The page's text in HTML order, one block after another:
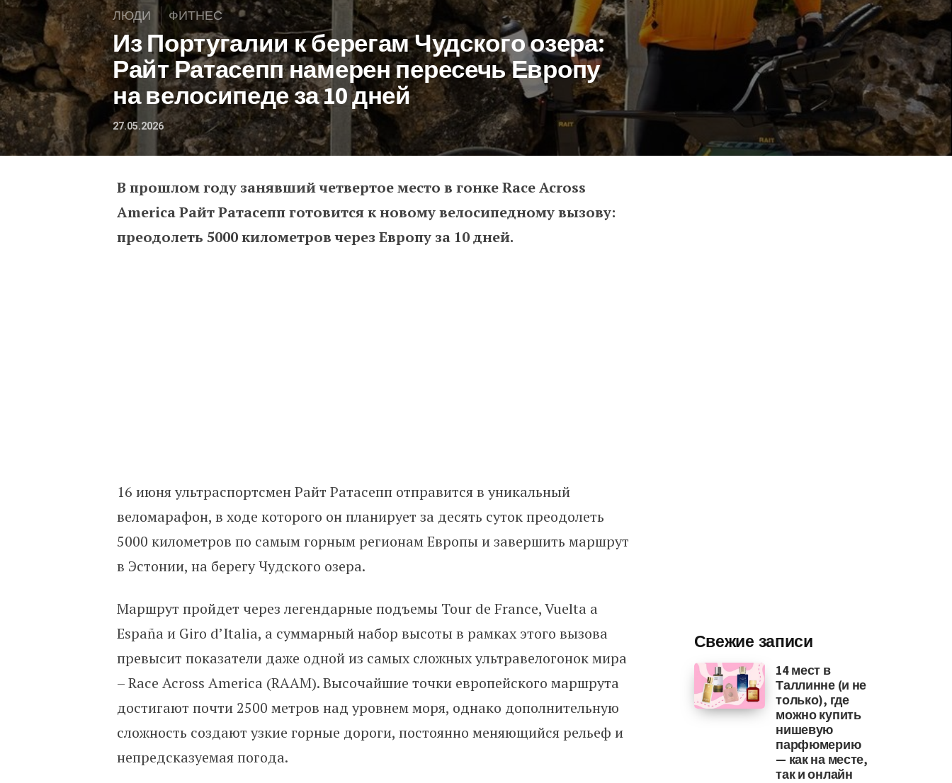
ЛЮДИ ФИТНЕС
Из Португалии к берегам Чудского озера:
Райт Ратасепп намерен пересечь Европу
на велосипеде за 10 дней
27.05.2026
Из Португалии к берегам Чудского озера: Райт Ратасепп намерен пересечь Европу на
В прошлом году занявший четвертое место в гонке Race Across
America Райт Ратасепп готовится к новому велосипедному вызову:
преодолеть 5000 километров через Европу за 10 дней.
16 июня ультраспортсмен Райт Ратасепп отправится в уникальный
веломарафон, в ходе которого он планирует за десять суток преодолеть
5000 километров по самым горным регионам Европы и завершить маршрут
в Эстонии, на берегу Чудского озера.
Маршрут пройдет через легендарные подъемы Tour de France, Vuelta a
España и Giro d’Italia, а суммарный набор высоты в рамках этого вызова
превысит показатели даже одной из самых сложных ультравелогонок мира
– Race Across America (RAAM). Высочайшие точки европейского маршрута
достигают почти 2500 метров над уровнем моря, однако дополнительную
сложность создают узкие горные дороги, постоянно меняющийся рельеф и
непредсказуемая погода.
Свежие записи
14 мест в
Таллинне (и не
только), где
можно купить
нишевую
парфюмерию
— как на месте,
так и онлайн